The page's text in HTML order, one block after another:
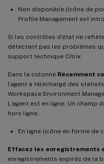
Non disponible (icône de
Profile Management est
Si les contrôles d’état ne
détectent pas les problèmes
support technique Citrix.
Dans la colonne Récemment
l’agent a téléchargé des
Workspace Environment
L’agent est en ligne. Un champ
hors ligne.
En ligne (icône en forme de
Effacez les enregistrements
enregistrements expirés de la